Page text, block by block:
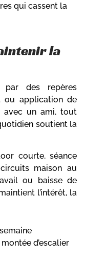
qui cassent la
la
par des repères
ou application de
avec un ami, tout
soutient la
courte, séance
maison au
ou baisse de
l’intérêt, la
d’escalier